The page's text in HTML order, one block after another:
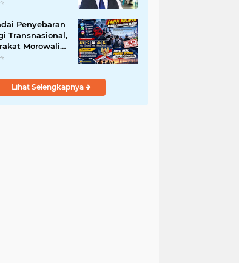
Penyebaran
Transnasional,
Morowali
Kebangsaan
Lihat Selengkapnya